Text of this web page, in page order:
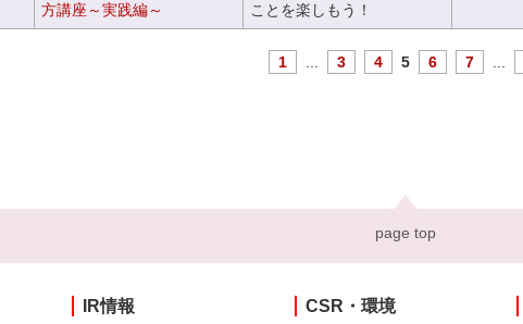
方講座～実践編～
ことを楽しもう！
1 3 4 5 6 7
page top
IR情報 CSR・環境